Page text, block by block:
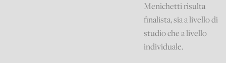
Menichetti risulta
finalista, sia a livello di
studio che a livello
individuale.